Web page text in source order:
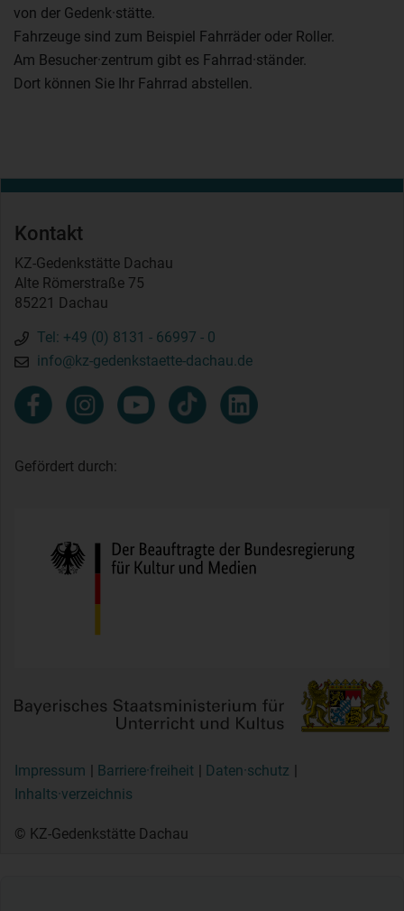
von der Gedenk·stätte.
Fahrzeuge sind zum Beispiel Fahrräder oder Roller.
Am Besucher·zentrum gibt es Fahrrad·ständer.
Dort können Sie Ihr Fahrrad abstellen.
Kontakt
KZ-Gedenkstätte Dachau
Alte Römerstraße 75
85221 Dachau
Tel: +49 (0) 8131 - 66997 - 0
info@kz-gedenkstaette-dachau.de
Gefördert durch:
Impressum Barriere·freiheit
Daten·schutz
Inhalts·verzeichnis
© KZ-Gedenkstätte Dachau